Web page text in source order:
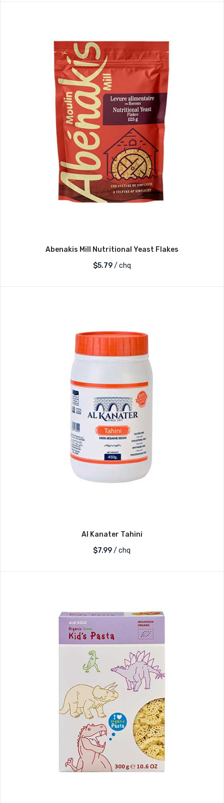
Abenakis Mill Nutritional Yeast Flakes
$5.79/ chq
Al Kanater Tahini
$7.99/ chq